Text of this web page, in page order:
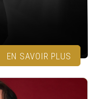
EN SAVOIR PLUS